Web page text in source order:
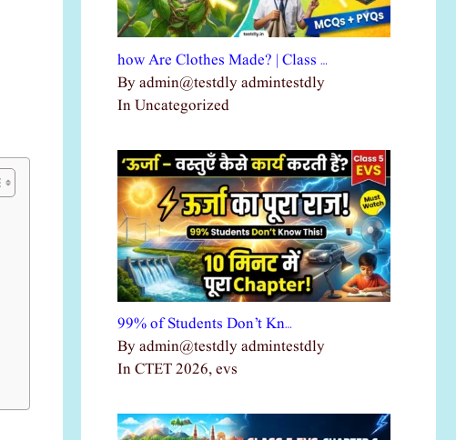
how Are Clothes Made? | Class …
By admin@testdly admintestdly
In Uncategorized
99% of Students Don’t Kn…
By admin@testdly admintestdly
In CTET 2026, evs